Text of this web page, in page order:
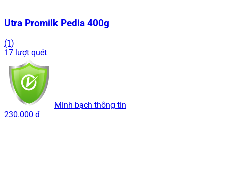
Utra Promilk Pedia 400g
(1)
17 lượt quét
Minh bạch thông tin
230.000 đ